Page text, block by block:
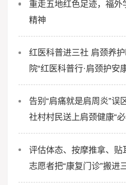
重走五地红色足迹，福外
精神
红医科普进三社 肩颈养
院“红医科普行·肩颈护安
告别“肩痛就是肩周炎”
社村村民送上肩颈健康“
评估体态、按摩推拿、
志愿者把“康复门诊”搬进